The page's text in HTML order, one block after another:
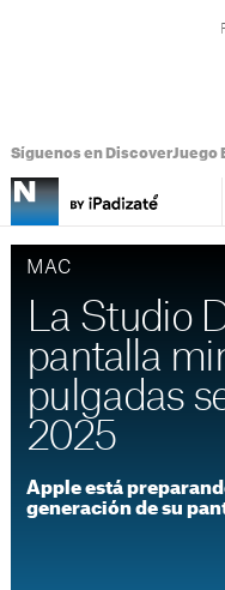
Síguenos en DiscoverJuego
MAC
La Studio
pantalla
pulgadas
2025
Apple está
generación de su